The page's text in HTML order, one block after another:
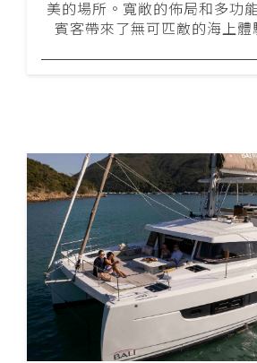
美的場所。寬敞的佈局和多功
賓客帶來了無可匹敵的海上體